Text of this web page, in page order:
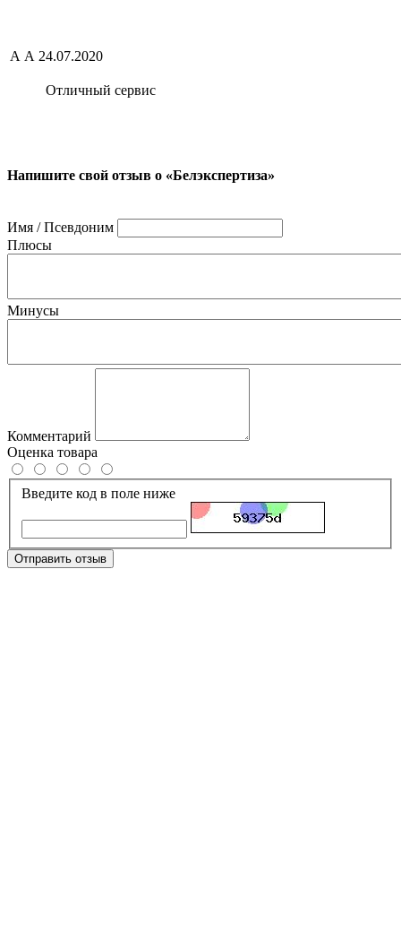
А А 24.07.2020
Отличный сервис
Напишите свой отзыв о «Белэкспертиза»
Имя / Псевдоним
Плюсы
Минусы
Комментарий
Оценка товара
Введите код в поле ниже
Отправить отзыв